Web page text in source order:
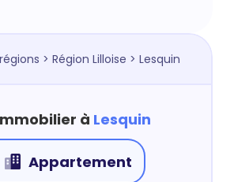
> Région Lilloise > Lesquin
à Lesquin
Appartement